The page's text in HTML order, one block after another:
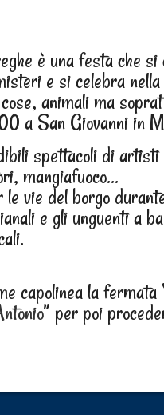
è una festa che
e si celebra
animali ma
a San Giovanni in
spettacoli di
mangiafuoco…
vie del borgo
e gli unguenti a
capolinea la fermata
” per poi